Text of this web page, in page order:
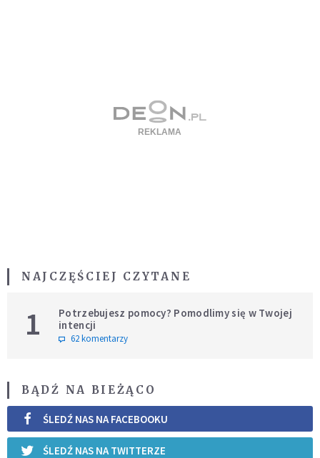
NAJCZĘŚCIEJ CZYTANE
1
Potrzebujesz pomocy? Pomodlimy się w Twojej
intencji
62 komentarzy
BĄDŹ NA BIEŻĄCO
ŚLEDŹ NAS NA FACEBOOKU
ŚLEDŹ NAS NA TWITTERZE